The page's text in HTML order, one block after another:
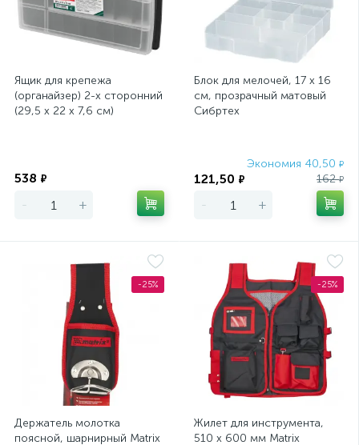
Ящик для крепежа
(органайзер) 2-х сторонний
(29,5 x 22 x 7,6 см)
538 ₽
- +
Блок для мелочей, 17 x 16
см, прозрачный матовый
Сибртех
Экономия 40,50 ₽
121,50 ₽ 162₽
- +
-25%
Держатель молотка
поясной, шарнирный Matrix
-25%
Жилет для инструмента,
510 х 600 мм Matrix